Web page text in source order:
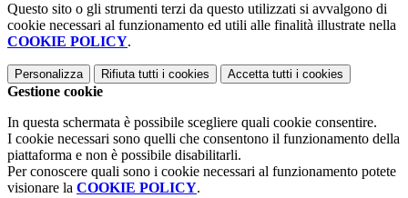
Questo sito o gli strumenti terzi da questo utilizzati si avvalgono di
cookie necessari al funzionamento ed utili alle finalità illustrate nella
COOKIE POLICY.
Personalizza Rifiuta tutti i cookies Accetta tutti i cookies
Gestione cookie
In questa schermata è possibile scegliere quali cookie consentire.
I cookie necessari sono quelli che consentono il funzionamento della
piattaforma e non è possibile disabilitarli.
Per conoscere quali sono i cookie necessari al funzionamento potete
visionare la COOKIE POLICY.